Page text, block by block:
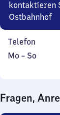
kontaktieren
Ostbahnhof
Telefon
Montag
Mo – So,
inkl.
Fragen,